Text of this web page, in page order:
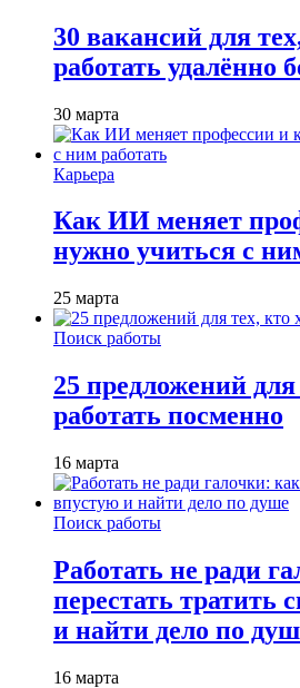
30 вакансий для
работать удалённо
30 марта
Карьера
Как ИИ меняет
нужно учиться с
25 марта
Поиск работы
25 предложений для
работать посменно
16 марта
Поиск работы
Работать не ради
перестать тратить
и найти дело по
16 марта